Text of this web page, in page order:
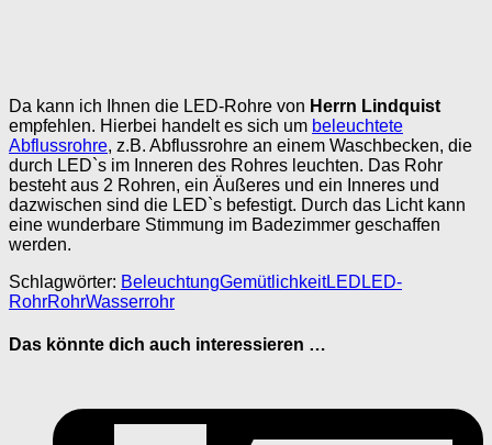
Da kann ich Ihnen die LED-Rohre von Herrn Lindquist
empfehlen. Hierbei handelt es sich um beleuchtete
Abflussrohre, z.B. Abflussrohre an einem Waschbecken, die
durch LED`s im Inneren des Rohres leuchten. Das Rohr
besteht aus 2 Rohren, ein Äußeres und ein Inneres und
dazwischen sind die LED`s befestigt. Durch das Licht kann
eine wunderbare Stimmung im Badezimmer geschaffen
werden.
Schlagwörter: BeleuchtungGemütlichkeitLED LED-
RohrRohrWasserrohr
Das könnte dich auch interessieren …